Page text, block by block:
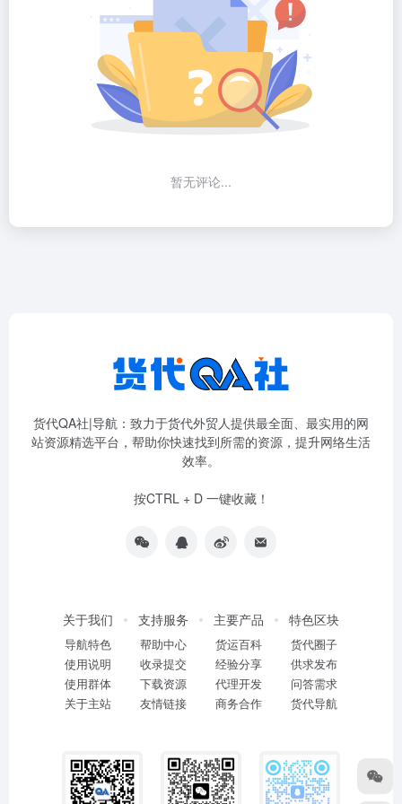
暂无评论...
货代QA社|导航：致力于货代外贸人提供最全面、最实用的网
站资源精选平台，帮助你快速找到所需的资源，提升网络生活
效率。
按CTRL + D 一键收藏！
关于我们
导航特色
使用说明
使用群体
关于主站
支持服务
帮助中心
收录提交
下载资源
友情链接
主要产品
货运百科
经验分享
代理开发
商务合作
特色区块
货代圈子
供求发布
问答需求
货代导航